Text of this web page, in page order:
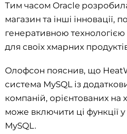
Тим часом Oracle
магазин та інші інновації,
генеративною технологією
для своїх хмарних
Олофсон пояснив, що
система MySQL із
компаній, орієнтованих на
може включити ці функції у
MySQL.